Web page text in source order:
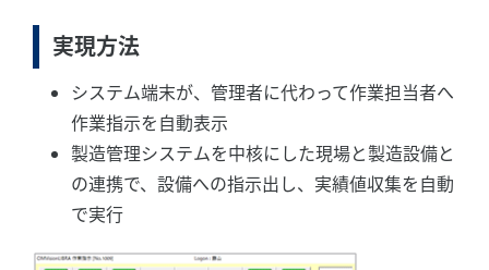
実現方法
システム端末が、管理者に代わって作業担当者へ
作業指示を自動表示
製造管理システムを中核にした現場と製造設備と
の連携で、設備への指示出し、実績値収集を自動
で実行